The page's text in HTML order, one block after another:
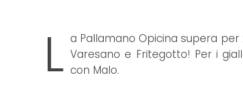
L a Pallamano Opicina supera
Varesano e Fritegotto! Per i
con Malo.